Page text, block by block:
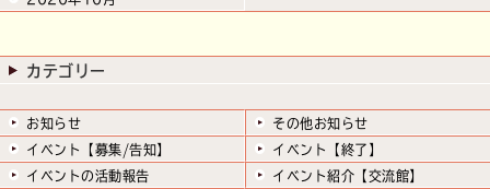
カテゴリー
お知らせ
その他お知らせ
イベント【募集/告知】
イベント【終了】
イベントの活動報告
イベント紹介【交流館】